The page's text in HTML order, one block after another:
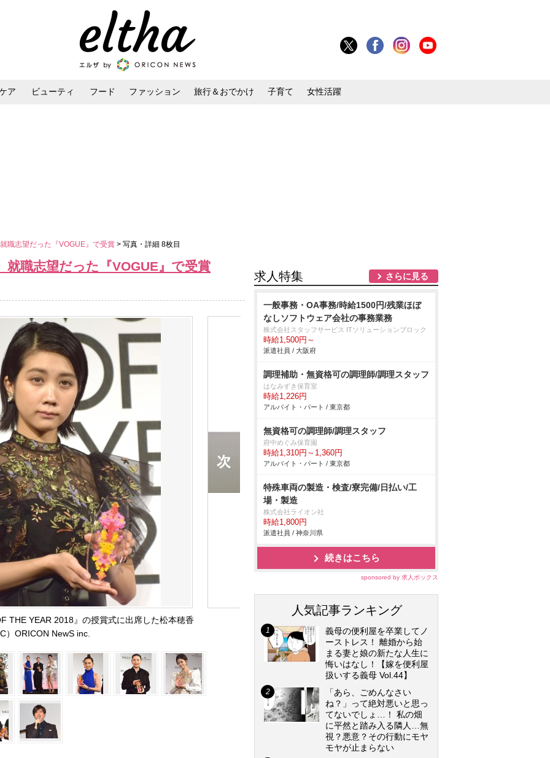
ア ビューティ フード ファッション 旅行＆おでかけ 子育て 女性活躍
職志望だった『VOGUE』で受賞 > 写真・詳細 8枚目
職志望だった『VOGUE』で受賞
THE YEAR 2018』の授賞式に出席した松本穂香
）ORICON NewS inc.
求人特集 さらに見る
一般事務・OA事務/時給1500円/残業ほぼ
なしソフトウェア会社の事務業務
株式会社スタッフサービス ITソリューションブロック
時給1,500円～
派遣社員 / 大阪府
調理補助・無資格可の調理師/調理スタッフ
はなみずき保育室
時給1,226円
アルバイト・パート / 東京都
無資格可の調理師/調理スタッフ
府中めぐみ保育園
時給1,310円～1,360円
アルバイト・パート / 東京都
特殊車両の製造・検査/寮完備/日払い/工
場・製造
株式会社ライオン社
時給1,800円
派遣社員 / 神奈川県
続きはこちら
sponsored by 求人ボックス
人気記事ランキング
義母の便利屋を卒業してノ
ーストレス！ 離婚から始
まる妻と娘の新たな人生に
悔いはなし！【嫁を便利屋
扱いする義母 Vol.44】
「あら、ごめんなさい
ね？」って絶対悪いと思っ
てないでしょ…！ 私の畑
に平然と踏み入る隣人…無
視？悪意？その行動にモヤ
モヤが止まらない